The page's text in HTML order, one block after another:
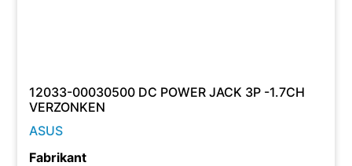
12033-00030500 DC POWER JACK 3P -1.7CH
VERZONKEN
ASUS
Fabrikant